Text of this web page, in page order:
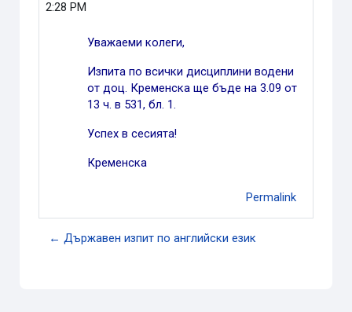
2:28 PM
Уважаеми колеги,
Изпита по всички дисциплини водени
от доц. Кременска ще бъде на 3.09 от
13 ч. в 531, бл. 1.
Успех в сесията!
Кременска
Permalink
← Държавен изпит по английски език